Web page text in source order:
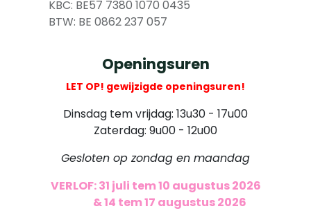
KBC: BE57 7380 1070 0435
​ BTW: BE 0862 237 057
Openingsuren
LET OP! gewijzigde openingsuren!
Dinsdag tem vrijdag: 13u30 - 17u00
Zaterdag: 9u00 - 12u00
Gesloten op zondag en maandag
VERLOF: 31 juli tem 10 augustus 2026
& 14 tem 17 augustus 2026